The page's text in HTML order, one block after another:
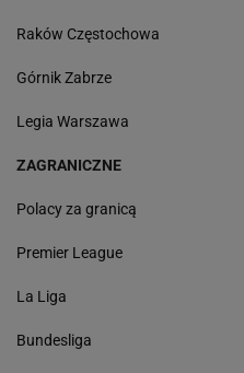
Raków Częstochowa
Górnik Zabrze
Legia Warszawa
ZAGRANICZNE
Polacy za granicą
Premier League
La Liga
Bundesliga